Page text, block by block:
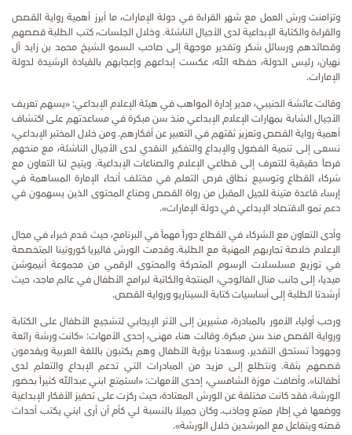
وتزامنت ورش العمل مع شهر القراءة في دولة الإمارات، ما أبرز أهمية رواية القصص
والقراءة والكتابة الإبداعية لدى الأجيال الناشئة. وخلال الجلسات، كتب الطلبة قصصهم
وقصائدهم ورسائل شكر وتقدير موجهة إلى صاحب السمو الشيخ محمد بن زايد آل
نهيان، رئيس الدولة، حفظه الله، عكست إبداعهم وإعجابهم بالقيادة الرشيدة لدولة
الإمارات.
وقالت عائشة الجنيبي، مدير إدارة المواهب في هيئة الإعلام الإبداعي: «يسهم تعريف
الأجيال الشابة بمهارات الإعلام الإبداعي منذ سن مبكرة في مساعدتهم على اكتشاف
أهمية رواية القصص وتعزيز ثقتهم في التعبير عن أفكارهم. ومن خلال المختبر الإبداعي،
نسعى إلى تنمية الفضول والإبداع والتفكير النقدي لدى الأجيال الناشئة، مع منحهم
فرصاً حقيقية للتعرف إلى قطاعي الإعلام والصناعات الإبداعية. ويتيح لنا التعاون مع
شركاء القطاع وتوسيع نطاق فرص التعلم في مختلف أنحاء الإمارة المساهمة في
إرساء قاعدة متينة للجيل المقبل من رواة القصص وصناع المحتوى الذين يسهمون في
دعم نمو الاقتصاد الإبداعي في دولة الإمارات».
وأدى التعاون مع الشركاء في القطاع دوراً مهماً في البرنامج، حيث قدم خبراء في مجال
الإعلام خلاصة تجاربهم المهنية مع الطلبة. وقدمت الورش فاليريا كوروتينا المتخصصة
في توزيع مسلسلات الرسوم المتحركة والمحتوى الرقمي من مجموعة أنيموشن
ميديا، إلى جانب منال الفالوجي، المنتجة والكاتبة لبرامج الأطفال في عالم ماجد، حيث
أرشدتا الطلبة إلى أساسيات كتابة السيناريو ورواية القصص.
ورحب أولياء الأمور بالمبادرة، مشيرين إلى الأثر الإيجابي لتشجيع الأطفال على الكتابة
ورواية القصص منذ سن مبكرة. وقالت هناء مهنى، إحدى الأمهات: «كانت ورشة رائعة
وجهوداً تستحق التقدير. وسعدنا برؤية الأطفال وهم يكتبون باللغة العربية ويقدمون
قصصهم بثقة. ونتطلع إلى مزيد من المبادرات التي تدعم الإبداع والتعلم لدى
أطفالنا». وأضافت موزة الشامسي، إحدى الأمهات: «استمتع ابني عبدالله كثيراً بحضور
الورشة، فقد كانت مختلفة عن الورش المعتادة، حيث ركزت على تحفيز الأفكار الإبداعية
ووضعها في إطار ممتع وجاذب. وكان جميلاً بالنسبة لي كأم أن أرى ابني يكتب أحداث
قصته ويتفاعل مع المرشدين خلال الورشة».